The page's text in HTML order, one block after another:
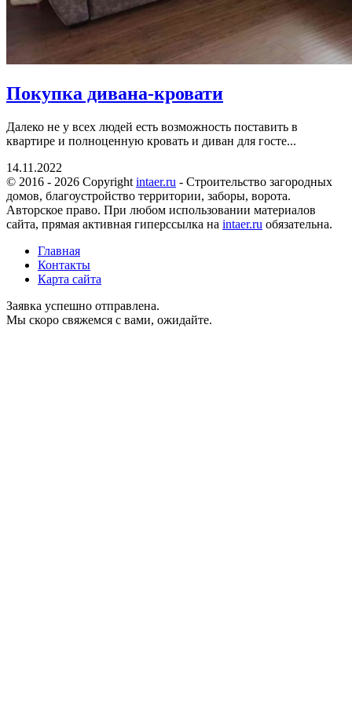
Покупка дивана-кровати
Далеко не у всех людей есть возможность поставить в
квартире и полноценную кровать и диван для госте...
14.11.2022
© 2016 - 2026 Copyright intaer.ru - Cтроительство загородных
домов, благоустройство территории, заборы, ворота.
Авторское право. При любом использовании материалов
сайта, прямая активная гиперссылка на intaer.ru обязательна.
Главная
Контакты
Карта сайта
Заявка успешно отправлена.
Мы скоро свяжемся с вами, ожидайте.